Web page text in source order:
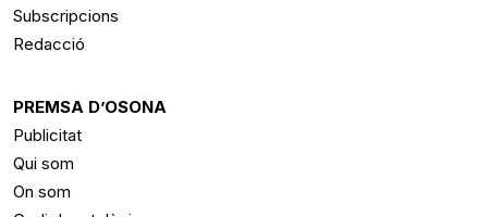
Subscripcions
Redacció
PREMSA D’OSONA
Publicitat
Qui som
On som